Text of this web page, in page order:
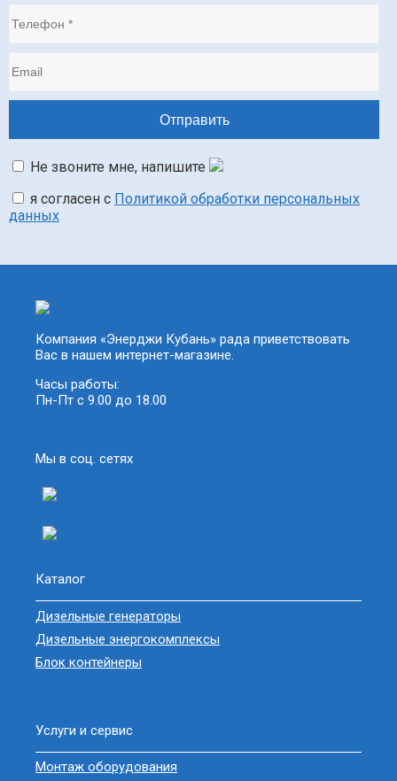
Не звоните мне, напишите
я согласен с Политикой обработки персональных
данных
Компания «Энерджи Кубань» рада приветствовать
Вас в нашем интернет-магазине.
Часы работы:
Пн-Пт с 9.00 до 18.00
Мы в соц. сетях
Каталог
Дизельные генераторы
Дизельные энергокомплексы
Блок контейнеры
Услуги и сервис
Монтаж оборудования